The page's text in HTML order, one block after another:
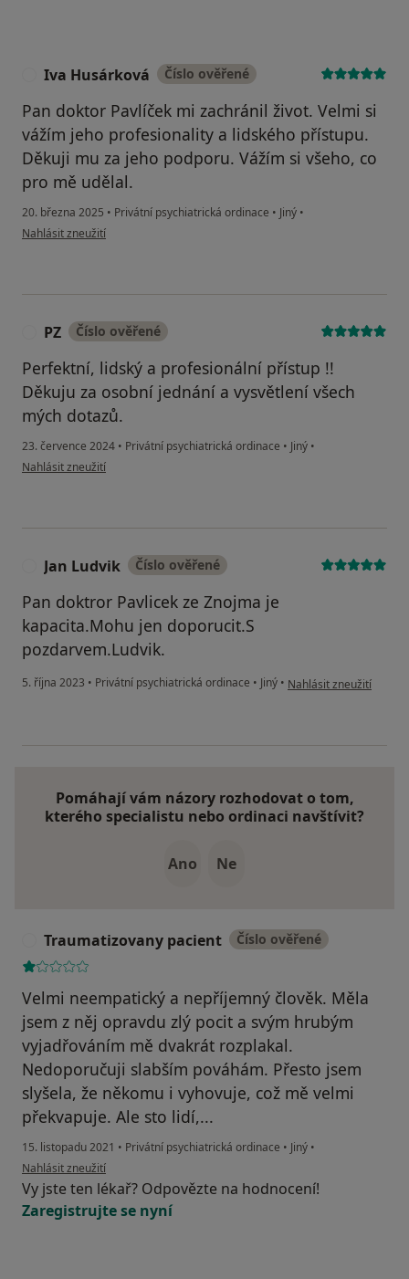
Iva Husárková Číslo ověřené
Pan doktor Pavlíček mi zachránil život. Velmi si
vážím jeho profesionality a lidského přístupu.
Děkuji mu za jeho podporu. Vážím si všeho, co
pro mě udělal.
20. března 2025 • Privátní psychiatrická ordinace • Jiný •
podle názoru uživatele Iva Husárková
Nahlásit zneužití
PZ Číslo ověřené
Perfektní, lidský a profesionální přístup !!
Děkuju za osobní jednání a vysvětlení všech
mých dotazů.
23. července 2024 • Privátní psychiatrická ordinace • Jiný •
podle názoru uživatele PZ
Nahlásit zneužití
Jan Ludvik Číslo ověřené
Pan doktror Pavlicek ze Znojma je
kapacita.Mohu jen doporucit.S
pozdarvem.Ludvik.
5. října 2023 • Privátní psychiatrická ordinace • Jiný • podle názoru uživatele
Nahlásit zneužití
Pomáhají vám názory rozhodovat o tom,
kterého specialistu nebo ordinaci navštívit?
Ano Ne
Traumatizovany pacient Číslo ověřené
Velmi neempatický a nepříjemný člověk. Měla
jsem z něj opravdu zlý pocit a svým hrubým
vyjadřováním mě dvakrát rozplakal.
Nedoporučuji slabším pováhám. Přesto jsem
slyšela, že někomu i vyhovuje, což mě velmi
překvapuje. Ale sto lidí,...
15. listopadu 2021 • Privátní psychiatrická ordinace • Jiný •
podle názoru uživatele Traumatizovany pacient
Nahlásit zneužití
Vy jste ten lékař? Odpovězte na hodnocení!
Zaregistrujte se nyní